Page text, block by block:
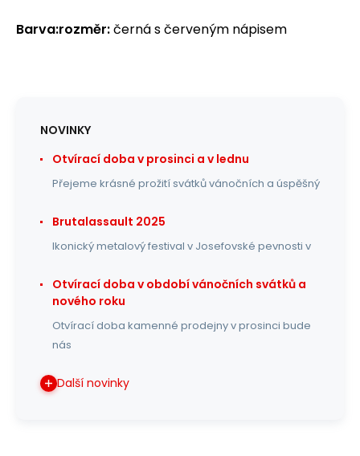
Barva:rozměr:černá s červeným nápisem
NOVINKY
Otvírací doba v prosinci a v lednu
Přejeme krásné prožití svátků vánočních a úspěšný
Brutalassault 2025
Ikonický metalový festival v Josefovské pevnosti v
Otvírací doba v období vánočních svátků a
nového roku
Otvírací doba kamenné prodejny v prosinci bude
nás
Další novinky